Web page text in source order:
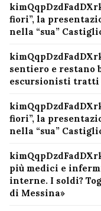
fiori”, la
nella “sua”
sentiero e restano
escursionisti tratti
fiori”, la
nella “sua”
più medici e
interne. I soldi?
di Messina»